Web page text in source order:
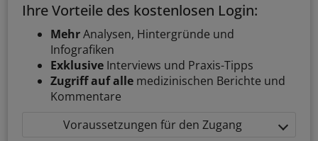
Ihre Vorteile des kostenlosen Login:
MehrAnalysen, Hintergründe und
Infografiken
Exklusive Interviews und Praxis-Tipps
Zugriff auf alle medizinischen Berichte und
Kommentare
Voraussetzungen für den Zugang